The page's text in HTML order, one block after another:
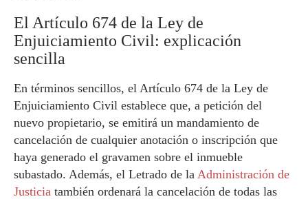
El Artículo 674 de la Ley de
Enjuiciamiento Civil: explicación
sencilla
En términos sencillos, el Artículo 674 de la Ley de
Enjuiciamiento Civil establece que, a petición del
nuevo propietario, se emitirá un mandamiento de
cancelación de cualquier anotación o inscripción que
haya generado el gravamen sobre el inmueble
subastado. Además, el Letrado de la Administración de
Justicia también ordenará la cancelación de todas las